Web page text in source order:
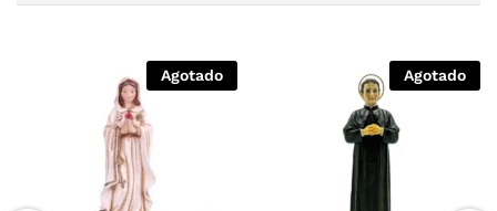
Agotado Agotado